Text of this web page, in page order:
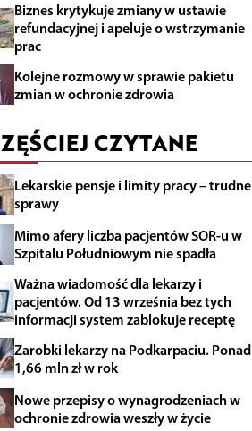
Biznes krytykuje zmiany w ustawie
refundacyjnej i apeluje o wstrzymanie
prac
Kolejne rozmowy w sprawie pakietu
zmian w ochronie zdrowia
CZYTANE
Lekarskie pensje i limity pracy – trudne
sprawy
Mimo afery liczba pacjentów SOR-u w
Szpitalu Południowym nie spadła
Ważna wiadomość dla lekarzy i
pacjentów. Od 13 września bez tych
informacji system zablokuje receptę
Zarobki lekarzy na Podkarpaciu. Ponad
1,66 mln zł w rok
Nowe przepisy o wynagrodzeniach w
ochronie zdrowia weszły w życie